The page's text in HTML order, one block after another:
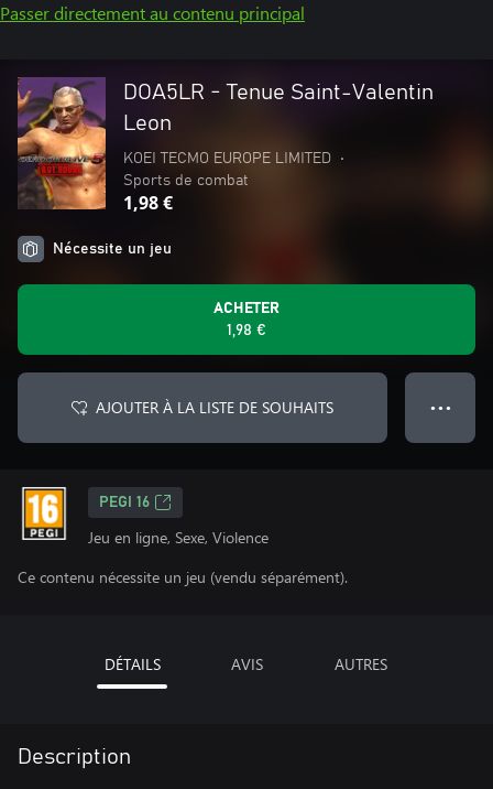
Passer directement au contenu principal
DOA5LR - Tenue Saint-Valentin
Leon
KOEI TECMO EUROPE LIMITED
•
Sports de combat
1,98 €
Nécessite un jeu
ACHETER
1,98 €
AJOUTER À LA LISTE DE SOUHAITS ● ● ●
PEGI 16
Jeu en ligne, Sexe, Violence
Ce contenu nécessite un jeu (vendu séparément).
DÉTAILS AVIS AUTRES
Description